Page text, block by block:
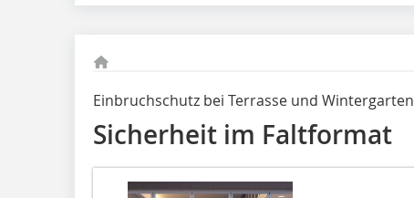
Einbruchschutz bei Terrasse und Wintergarten
Sicherheit im Faltformat